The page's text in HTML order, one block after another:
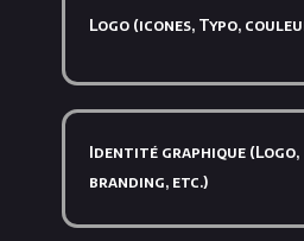
Logo (icones, Typo,
Identité graphique (Logo,
branding, etc.)